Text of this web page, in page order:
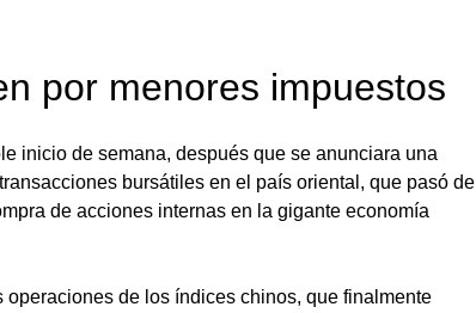
por menores impuestos
inicio de semana, después que se anunciara una
bursátiles en el país oriental, que pasó de
de acciones internas en la gigante economía
de los índices chinos, que finalmente